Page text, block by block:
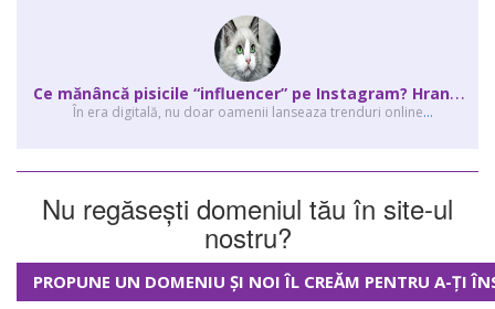
C
e mănâncă pisicile “influencer” pe Instagram? Hrana lor virală
În era digitală, nu doar oamenii lanseaza trenduri online...
Nu regăsești domeniul tău în site-ul
nostru?
PROPUNE UN DOMENIU ȘI NOI ÎL CREĂM PENTRU A-ȚI